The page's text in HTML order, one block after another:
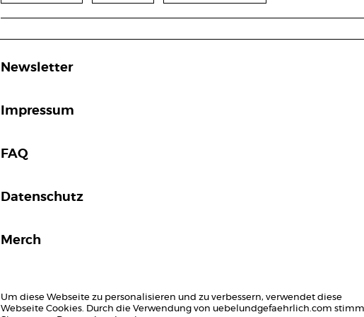
Newsletter
Impressum
FAQ
Datenschutz
Merch
Um diese Webseite zu personalisieren und zu verbessern, verwendet diese
Webseite Cookies. Durch die Verwendung von uebelundgefaehrlich.com